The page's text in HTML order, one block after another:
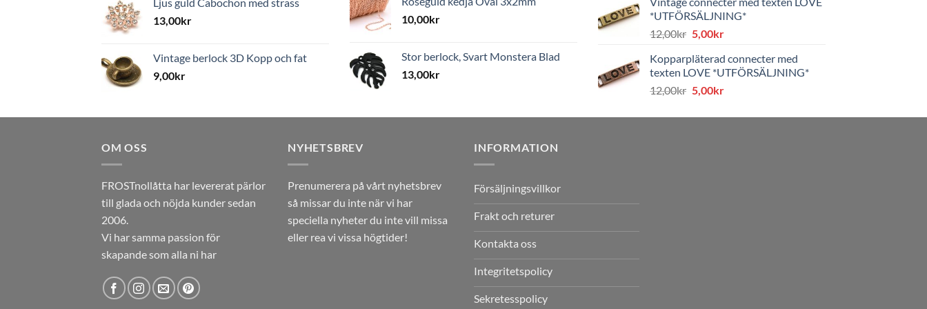
13,00kr
Vintage berlock 3D Kopp och fat
9,00kr
10,00kr
Stor berlock, Svart Monstera Blad
13,00kr
var:
8,00kr.
är:
4,00kr.
*UTFÖRSÄLJNING*
12,00kr Det
priset
var:
12,00kr.
5,00krDet
priset
är:
5,00kr.
Kopparpläterad connecter med
texten LOVE *UTFÖRSÄLJNING*
12,00kr Det
priset
5,00krDet
priset
OM OSS
FROSTnollåtta har levererat pärlor
till glada och nöjda kunder sedan
2006.
Vi har samma passion för
skapande som alla ni har
NYHETSBREV
Prenumerera på vårt nyhetsbrev
så missar du inte när vi har
speciella nyheter du inte vill missa
eller rea vi vissa högtider!
INFORMATION
Försäljningsvillkor
Frakt och returer
Kontakta oss
Integritetspolicy
Sekretesspolicy